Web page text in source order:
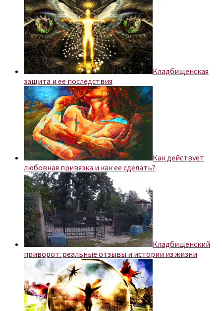
Кладбищенская
защита и ее последствия
Как действует
любовная привязка и как ее сделать?
Кладбищенский
приворот: реальные отзывы и истории из жизни